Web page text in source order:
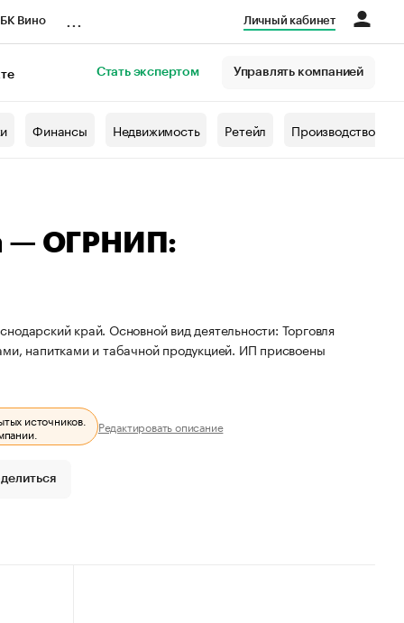
Вино Личный кабинет
Стать экспертом Управлять компанией
Финансы Недвижимость Ретейл Производство
— ОГРНИП:
край. Основной вид деятельности: Торговля
напитками и табачной продукцией. ИП присвоены
источников.
Редактировать описание